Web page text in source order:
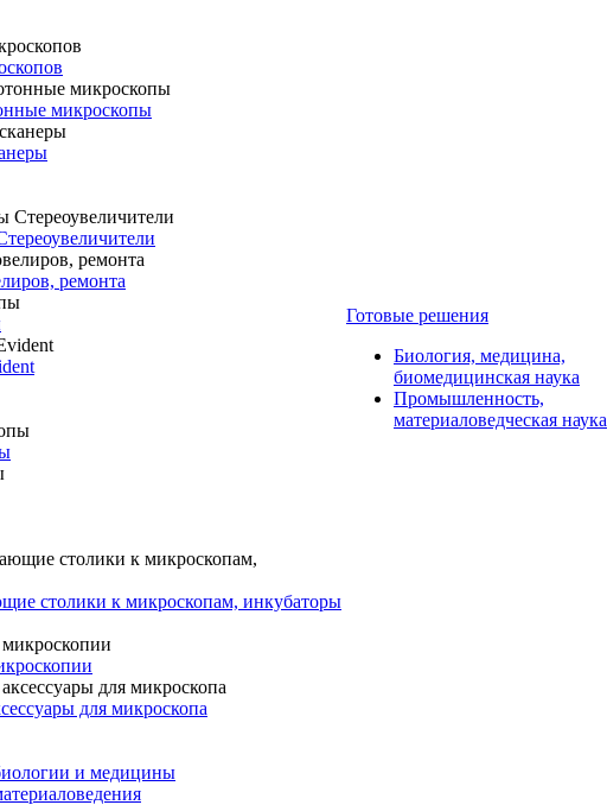
микроскопы
ремонта
столики к микроскопам, инкубаторы
для микроскопа
и медицины
Готовые решения
Биология, медицина,
биомедицинская наука
Промышленность,
материаловедческая наука